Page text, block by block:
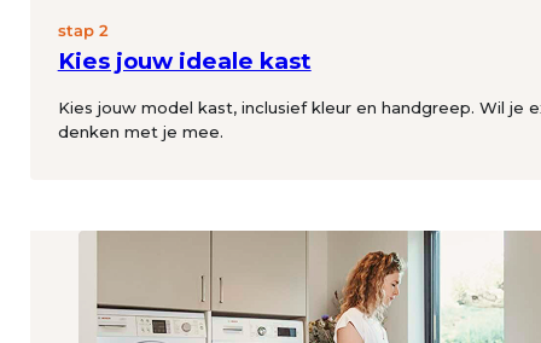
stap 2
Kies jouw ideale kast
Kies jouw model kast, inclusief kleur en handgreep. Wil je
denken met je mee.